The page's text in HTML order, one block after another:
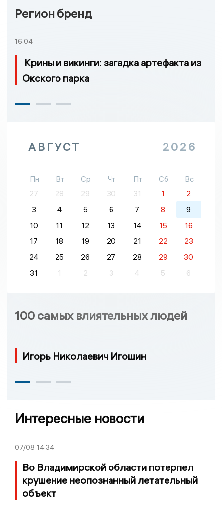
Регион бренд
16:04
Крины и викинги: загадка артефакта из
Окского парка
АВГУСТ 2026
Пн Вт Ср Чт Пт Сб
Вс
27
28 29 30 31 1
2
3
4 5 6 7 8
9
10
11 12 13 14 15
16
17
18 19 20 21 22
23
24
25 26 27 28 29
30
31
1 2 3 4 5 6
100 самых влиятельных людей
Игорь Николаевич Игошин
Интересные новости
07/08 14:34
Во Владимирской области потерпел
крушение неопознанный летательный
объект